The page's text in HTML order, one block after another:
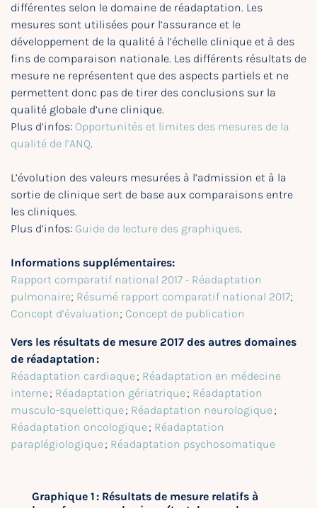
différentes selon le domaine de réadaptation. Les
mesures sont utilisées pour l’assurance et le
développement de la qualité à l’échelle clinique et à des
fins de comparaison nationale. Les différents résultats de
mesure ne représentent que des aspects partiels et ne
permettent donc pas de tirer des conclusions sur la
qualité globale d’une clinique.
Plus d’infos: Opportunités et limites des mesures de la
qualité de l’ANQ.
L’évolution des valeurs mesurées à l’admission et à la
sortie de clinique sert de base aux comparaisons entre
les cliniques.
Plus d’infos: Guide de lecture des graphiques.
Informations supplémentaires:
Rapport comparatif national 2017 - Réadaptation
pulmonaire; Résumé rapport comparatif national 2017;
Concept d’évaluation; Concept de publication
Vers les résultats de mesure 2017 des autres domaines
de réadaptation :
Réadaptation cardiaque ; Réadaptation en médecine
interne ; Réadaptation gériatrique ; Réadaptation
musculo-squelettique ; Réadaptation neurologique ;
Réadaptation oncologique ; Réadaptation
paraplégiologique ; Réadaptation psychosomatique
Graphique 1 : Résultats de mesure relatifs à